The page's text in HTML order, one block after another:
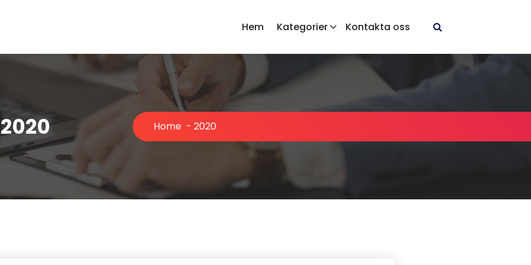
Hem Kategorier Kontakta oss
Home - 2020